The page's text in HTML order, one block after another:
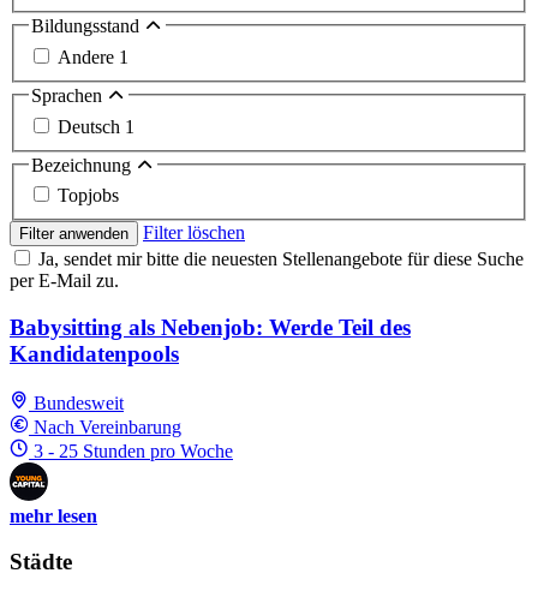
Bildungsstand
Andere 1
Sprachen
Deutsch 1
Bezeichnung
Topjobs
Filter anwenden
Filter löschen
Ja, sendet mir bitte die neuesten Stellenangebote für diese Suche
per E-Mail zu.
Babysitting als Nebenjob: Werde Teil des
Kandidatenpools
Bundesweit
Nach Vereinbarung
3 - 25 Stunden pro Woche
mehr lesen
Städte